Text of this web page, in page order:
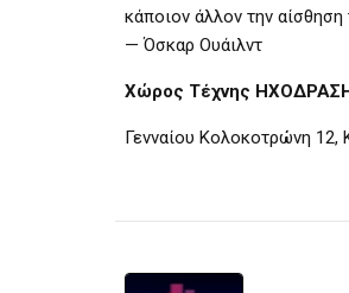
κάποιον άλλον την αίσθηση
— Όσκαρ Ουάιλντ
Χώρος Τέχνης
Γενναίου Κολοκοτρώνη 12,